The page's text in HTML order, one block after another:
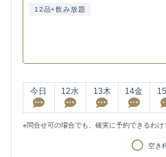
12品+飲み放題
今日 12水 13木 14金 15
※問合せ可の場合でも、確実に予約できるわけ
空き